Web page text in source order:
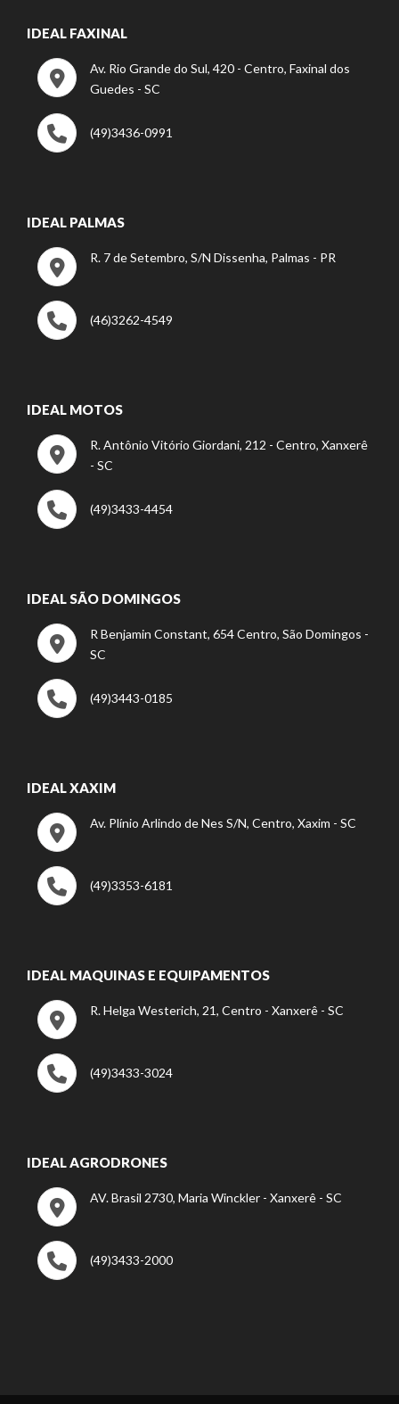
IDEAL FAXINAL
Av. Rio Grande do Sul, 420 - Centro, Faxinal dos
Guedes - SC
(49)3436-0991
IDEAL PALMAS
R. 7 de Setembro, S/N Dissenha, Palmas - PR
(46)3262-4549
IDEAL MOTOS
R. Antônio Vitório Giordani, 212 - Centro, Xanxerê
- SC
(49)3433-4454
IDEAL SÃO DOMINGOS
R Benjamin Constant, 654 Centro, São Domingos -
SC
(49)3443-0185
IDEAL XAXIM
Av. Plínio Arlindo de Nes S/N, Centro, Xaxim - SC
(49)3353-6181
IDEAL MAQUINAS E EQUIPAMENTOS
R. Helga Westerich, 21, Centro - Xanxerê - SC
(49)3433-3024
IDEAL AGRODRONES
AV. Brasil 2730, Maria Winckler - Xanxerê - SC
(49)3433-2000